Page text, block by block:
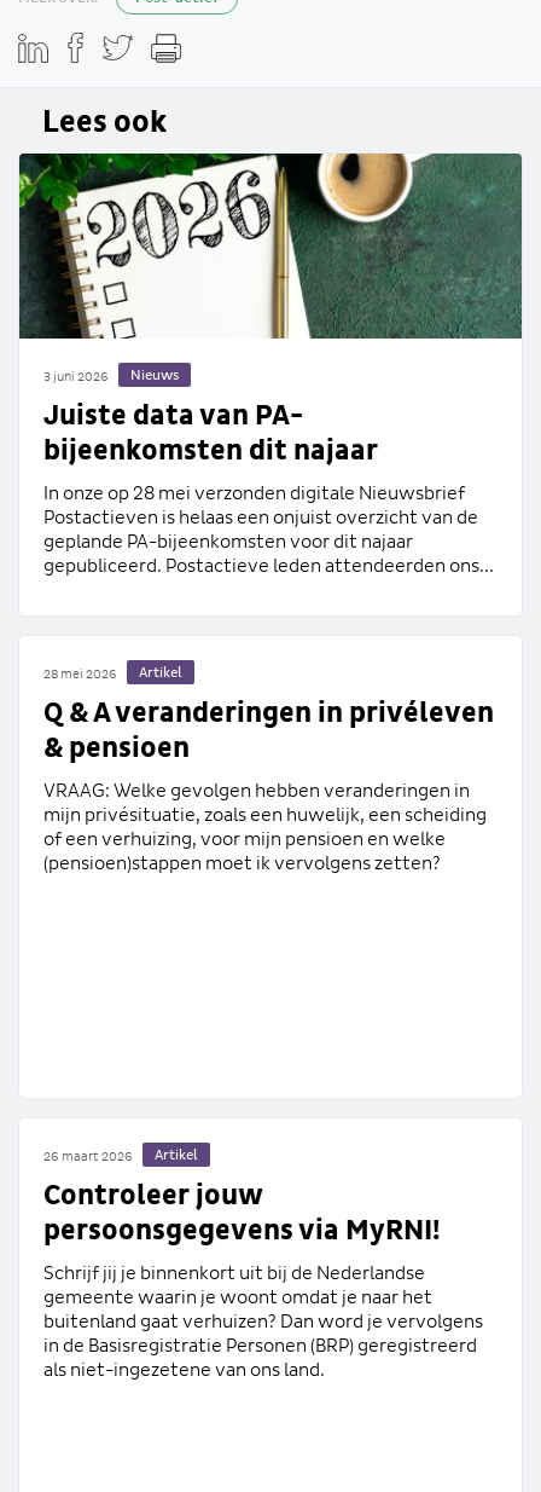
Lees ook
3 juni 2026 Nieuws
Juiste data van PA-
bijeenkomsten dit najaar
In onze op 28 mei verzonden digitale Nieuwsbrief
Postactieven is helaas een onjuist overzicht van de
geplande PA-bijeenkomsten voor dit najaar
gepubliceerd. Postactieve leden attendeerden ons...
28 mei 2026 Artikel
Q & A veranderingen in privéleven
& pensioen
VRAAG: Welke gevolgen hebben veranderingen in
mijn privésituatie, zoals een huwelijk, een scheiding
of een verhuizing, voor mijn pensioen en welke
(pensioen)stappen moet ik vervolgens zetten?
26 maart 2026 Artikel
Controleer jouw
persoonsgegevens via MyRNI!
Schrijf jij je binnenkort uit bij de Nederlandse
gemeente waarin je woont omdat je naar het
buitenland gaat verhuizen? Dan word je vervolgens
in de Basisregistratie Personen (BRP) geregistreerd
als niet-ingezetene van ons land.